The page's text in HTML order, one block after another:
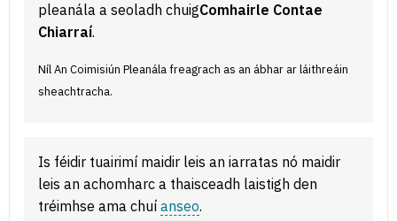
pleanála a seoladh chuigComhairle Contae
Chiarraí.
Níl An Coimisiún Pleanála freagrach as an ábhar ar láithreáin
sheachtracha.
Is féidir tuairimí maidir leis an iarratas nó maidir
leis an achomharc a thaisceadh laistigh den
tréimhse ama chuí anseo.